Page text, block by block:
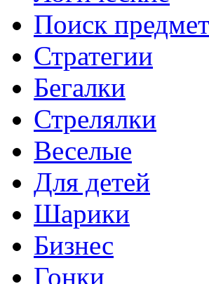
Поиск
Стратегии
Бегалки
Стрелялки
Веселые
Для детей
Шарики
Бизнес
Гонки